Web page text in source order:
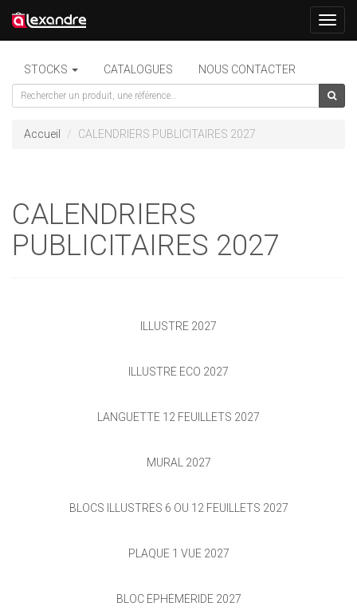
STOCKS CATALOGUES NOUS CONTACTER
Accueil CALENDRIERS PUBLICITAIRES 2027
CALENDRIERS
PUBLICITAIRES 2027
ILLUSTRÉ 2027
ILLUSTRÉ ÉCO 2027
LANGUETTE 12 FEUILLETS 2027
MURAL 2027
BLOCS ILLUSTRÉS 6 OU 12 FEUILLETS 2027
PLAQUE 1 VUE 2027
BLOC ÉPHÉMÉRIDE 2027